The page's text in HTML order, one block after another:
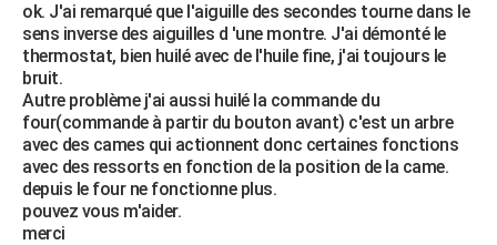
ok. J'ai remarqué que l'aiguille des secondes tourne dans le
sens inverse des aiguilles d 'une montre. J'ai démonté le
thermostat, bien huilé avec de l'huile fine, j'ai toujours le
bruit.
Autre problème j'ai aussi huilé la commande du
four(commande à partir du bouton avant) c'est un arbre
avec des cames qui actionnent donc certaines fonctions
avec des ressorts en fonction de la position de la came.
depuis le four ne fonctionne plus.
pouvez vous m'aider.
merci